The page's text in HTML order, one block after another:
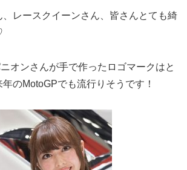
、レースクイーンさん、皆さんとても綺
オンさんが手で作ったロゴマークはと
のMotoGPでも流行りそうです！